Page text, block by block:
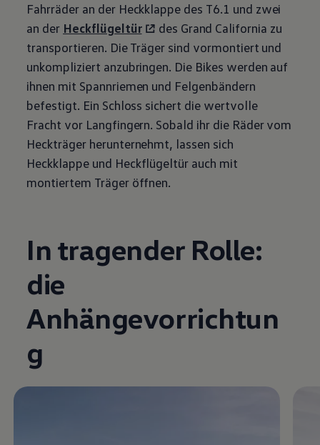
Fahrräder an der Heckklappe des T6.1 und zwei
an der Heckflügeltür des Grand California zu
transportieren. Die Träger sind vormontiert und
unkompliziert anzubringen. Die Bikes werden auf
ihnen mit Spannriemen und Felgenbändern
befestigt. Ein Schloss sichert die wertvolle
Fracht vor Langfingern. Sobald ihr die Räder vom
Heckträger herunternehmt, lassen sich
Heckklappe und Heckflügeltür auch mit
montiertem Träger öffnen.
Video im Vollbild anzeigen
In tragender Rolle:
die
Anhängevorrichtun
g